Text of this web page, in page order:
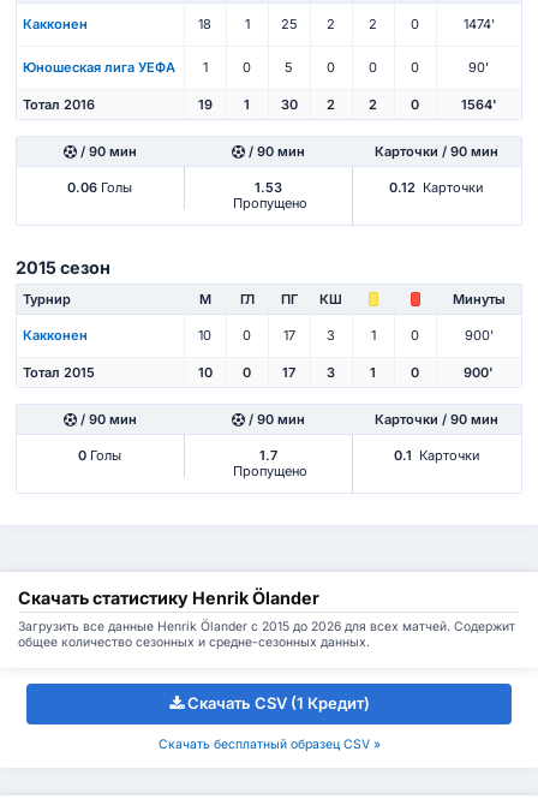
Какконен 18 1 25 2 2 0 1474'
Юношеская лига УЕФА 1 0 5 0 0 0 90'
Тотал 2016 19 1 30 2 2 0 1564'
/ 90 мин / 90 мин Карточки / 90 мин
0.06 Голы
1.53
Пропущено
0.12 Карточки
2015 сезон
Турнир М ГЛ ПГ КШ Минуты
Какконен 10 0 17 3 1 0 900'
Тотал 2015 10 0 17 3 1 0 900'
/ 90 мин / 90 мин Карточки / 90 мин
0 Голы
1.7
Пропущено
0.1 Карточки
Скачать статистику Henrik Ölander
Загрузить все данные Henrik Ölander с 2015 до 2026 для всех матчей. Содержит
общее количество сезонных и средне-сезонных данных.
Скачать CSV (1 Кредит)
Скачать бесплатный образец CSV »